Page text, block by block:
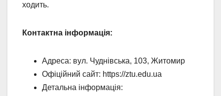
ходить.
Контактна інформація:
Адреса: вул. Чуднівська, 103, Житомир
Офіційний сайт: https://ztu.edu.ua
Детальна інформація: